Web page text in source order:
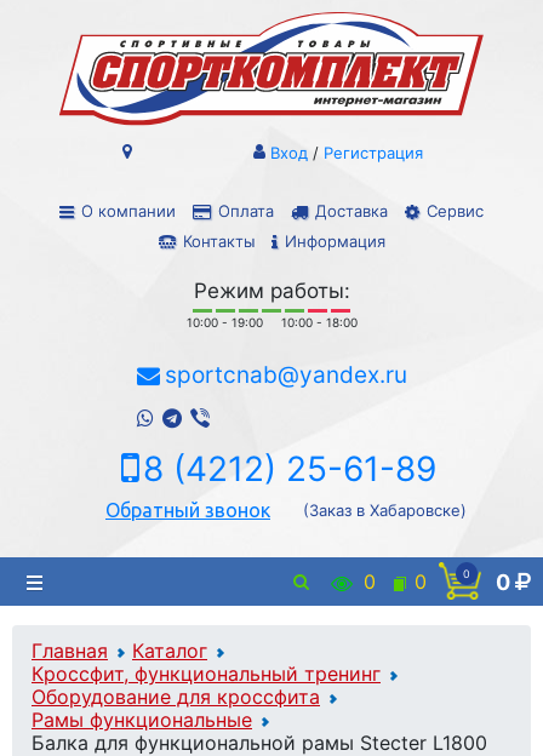
О компании Оплата Доставка
Сервис
Контакты
Информация
Вход / Регистрация
Режим работы:
10:00 - 19:00 10:00 - 18:00
sportcnab@yandex.ru
8 (4212) 25-61-89
Обратный звонок (Заказ в Хабаровске)
0 0 0 0
Главная
Каталог
Кроссфит, функциональный тренинг
Оборудование для кроссфита
Рамы функциональные
Балка для функциональной рамы Stecter L1800